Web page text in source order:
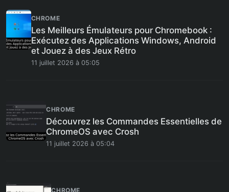
CHROME
Les Meilleurs Émulateurs pour Chromebook :
Exécutez des Applications Windows, Android
et Jouez à des Jeux Rétro
11 juillet 2026 à 05:05
CHROME
Découvrez les Commandes Essentielles de
ChromeOS avec Crosh
11 juillet 2026 à 05:04
CHROME